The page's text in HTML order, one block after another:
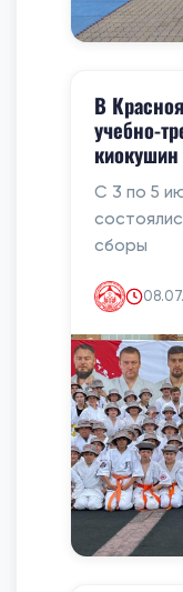
В
учебно-
киокушин
С 3 по 5
сборы